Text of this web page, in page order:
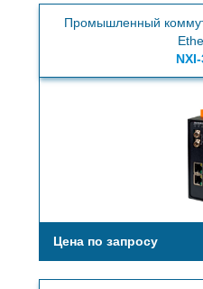
Промышленный
Цена по запросу